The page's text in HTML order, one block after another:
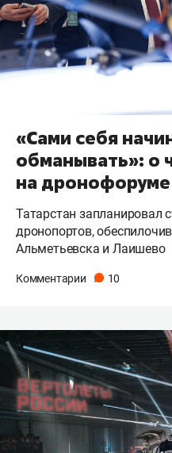
«Сами себя
обманывать»: о
на дронофоруме
Татарстан запланировал
дронопортов,
Альметьевска и Лаишево
Комментарии 10